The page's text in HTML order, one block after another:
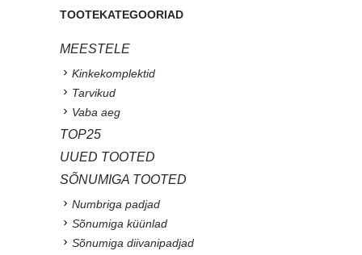
TOOTEKATEGOORIAD
MEESTELE
Kinkekomplektid
Tarvikud
Vaba aeg
TOP25
UUED TOOTED
SÕNUMIGA TOOTED
Numbriga padjad
Sõnumiga küünlad
Sõnumiga diivanipadjad